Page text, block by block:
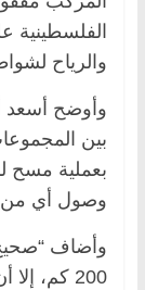
الفلسطينية
والرياح
وأوضح أسعد
بين
بعملية مسح
وصول أي من
وأضاف
200 كم،